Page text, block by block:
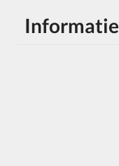
Informatie